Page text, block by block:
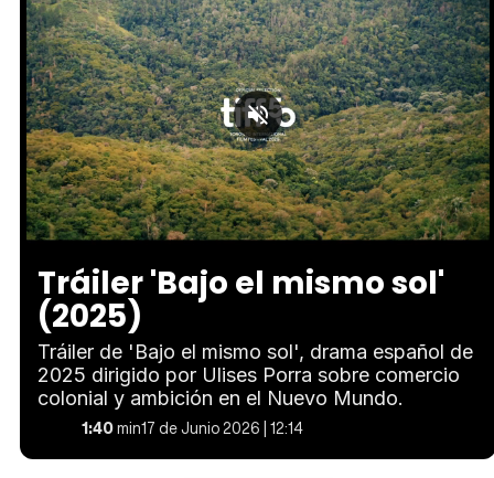
Unmute Loaded:
41.79%
Tráiler 'Bajo el mismo sol'
(2025)
Tráiler de 'Bajo el mismo sol', drama español de
2025 dirigido por Ulises Porra sobre comercio
colonial y ambición en el Nuevo Mundo.
1:40min17 de Junio 2026 | 12:14